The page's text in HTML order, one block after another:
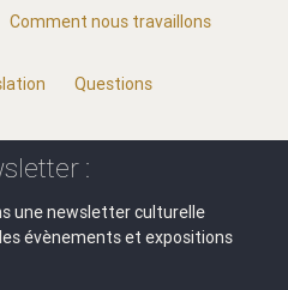
Comment nous travaillons
Questions
:
une newsletter culturelle
évènements et expositions